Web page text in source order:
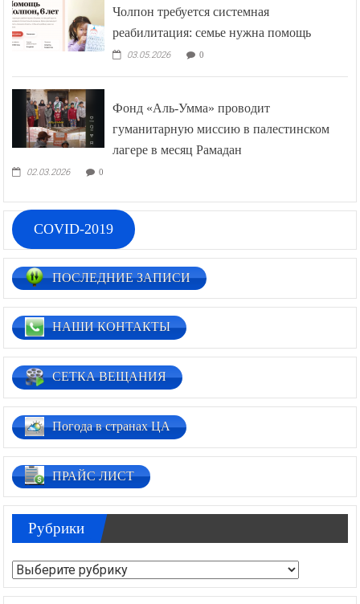
Чолпон требуется системная
реабилитация: семье нужна помощь
03.05.2026 0
Фонд «Аль-Умма» проводит
гуманитарную миссию в палестинском
лагере в месяц Рамадан
02.03.2026 0
COVID-2019
ПОСЛЕДНИЕ ЗАПИСИ
НАШИ КОНТАКТЫ
СЕТКА ВЕЩАНИЯ
Погода в странах ЦА
ПРАЙС ЛИСТ
Рубрики
Рубрики